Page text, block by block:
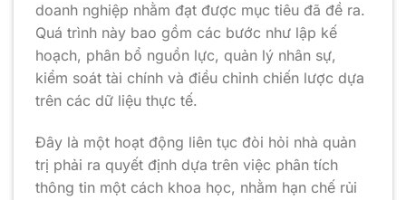
doanh nghiệp nhằm đạt được mục tiêu đã đề ra.
Quá trình này bao gồm các bước như lập kế
hoạch, phân bổ nguồn lực, quản lý nhân sự,
kiểm soát tài chính và điều chỉnh chiến lược dựa
trên các dữ liệu thực tế.
Đây là một hoạt động liên tục đòi hỏi nhà quản
trị phải ra quyết định dựa trên việc phân tích
thông tin một cách khoa học, nhằm hạn chế rủi